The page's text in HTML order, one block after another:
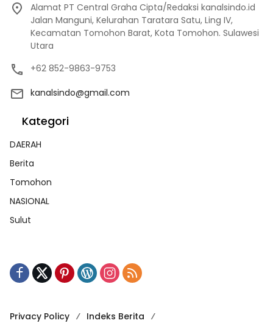
Alamat PT Central Graha Cipta/Redaksi kanalsindo.id
Jalan Manguni, Kelurahan Taratara Satu, Ling IV,
Kecamatan Tomohon Barat, Kota Tomohon. Sulawesi
Utara
+62 852-9863-9753
kanalsindo@gmail.com
Kategori
DAERAH
Berita
Tomohon
NASIONAL
Sulut
Privacy Policy Indeks Berita